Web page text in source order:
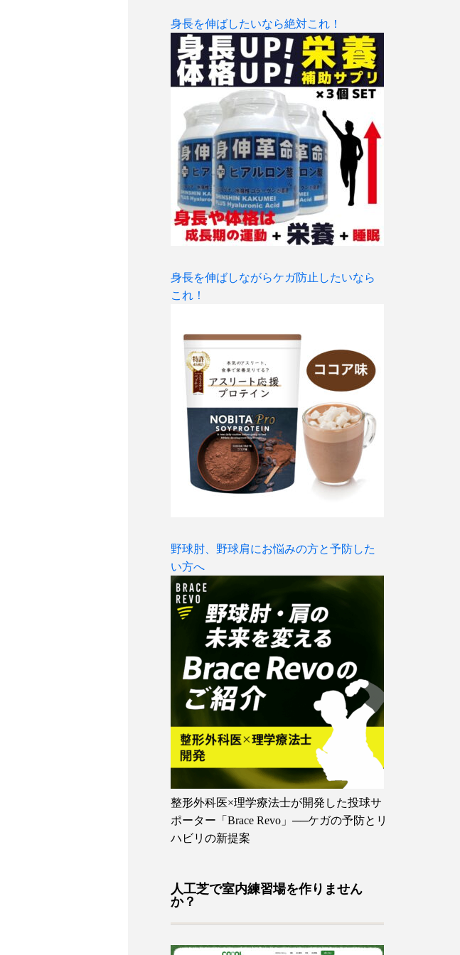
身長を伸ばしたいなら絶対これ！
身長を伸ばしながらケガ防止したいなら
これ！
野球肘、野球肩にお悩みの方と予防した
い方へ
整形外科医×理学療法士が開発した投球サ
ポーター「Brace Revo」──ケガの予防とリ
ハビリの新提案
人工芝で室内練習場を作りません
か？